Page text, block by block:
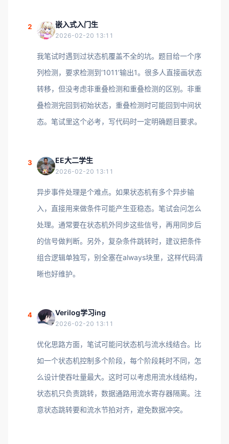
2 嵌入式入门生
2026-02-20 13:11
我笔试时遇到过状态机覆盖不全的坑。题目给一个序
列检测，要求检测到‘1011’输出1。很多人直接画状态
转移，但没考虑非重叠检测和重叠检测的区别。非重
叠检测完回到初始状态，重叠检测时可能回到中间状
态。笔试里这个必考，写代码时一定明确题目要求。
3 EE大二学生
2026-02-20 13:11
异步事件处理是个难点。如果状态机有多个异步输
入，直接用来做条件可能产生亚稳态。笔试会问怎么
处理。通常要在状态机外同步这些信号，再用同步后
的信号做判断。另外，复杂条件跳转时，建议把条件
组合逻辑单独写，别全塞在always块里，这样代码清
晰也好维护。
4 Verilog学习ing
2026-02-20 13:11
优化思路方面，笔试可能问状态机与流水线结合。比
如一个状态机控制多个阶段，每个阶段耗时不同，怎
么设计使吞吐量最大。这时可以考虑用流水线结构，
状态机只负责跳转，数据通路用流水寄存器隔离。注
意状态跳转要和流水节拍对齐，避免数据冲突。